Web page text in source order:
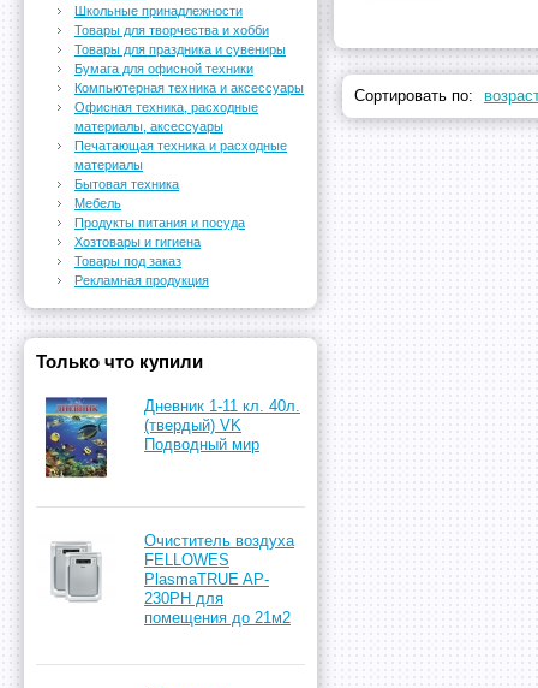
Сортировать по:
Школьные принадлежности
Товары для творчества и хобби
Товары для праздника и сувениры
Бумага для офисной техники
Компьютерная техника и аксессуары
Офисная техника, расходные
материалы, аксессуары
Печатающая техника и расходные
материалы
Бытовая техника
Мебель
Продукты питания и посуда
Хозтовары и гигиена
Товары под заказ
Рекламная продукция
Только что купили
Дневник 1-11 кл. 40л.
(твердый) VK
Подводный мир
Очиститель воздуха
FELLOWES
PlasmaTRUE AP-
230PH для
помещения до 21м2